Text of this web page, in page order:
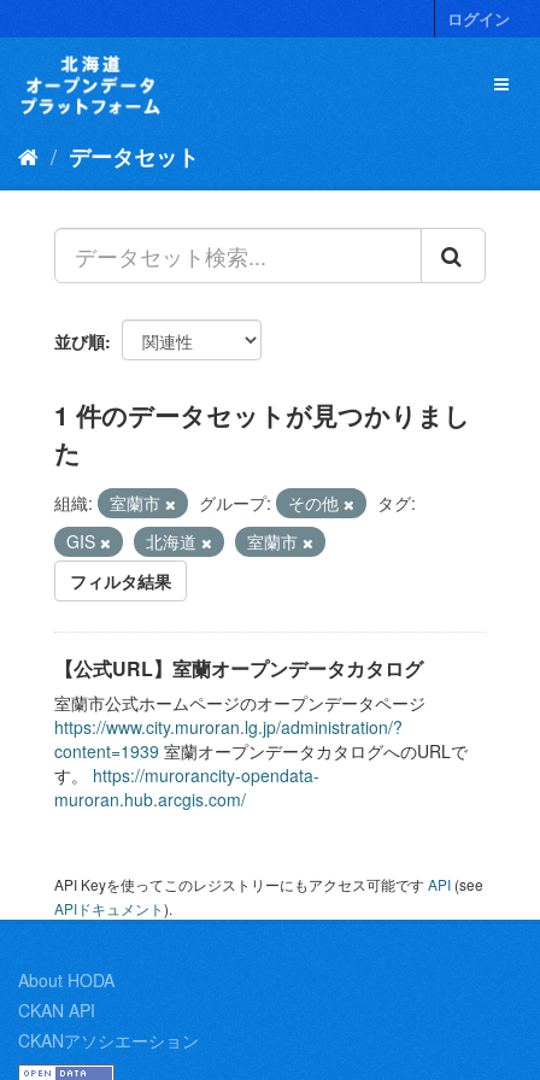
キ
ログイン
データセット
並び順
1 件のデータセットが見つかりまし
た
組織: 室蘭市 グループ: その他
タグ:
GIS
北海道
室蘭市
フィルタ結果
【公式URL】室蘭オープンデータカタログ
室蘭市公式ホームページのオープンデータページ
https://www.city.muroran.lg.jp/administration/?
content=1939 室蘭オープンデータカタログへのURLで
す。 https://murorancity-opendata-
muroran.hub.arcgis.com/
API Keyを使ってこのレジストリーにもアクセス可能ですAPI (see
APIドキュメント).
About HODA
CKAN API
CKANアソシエーション